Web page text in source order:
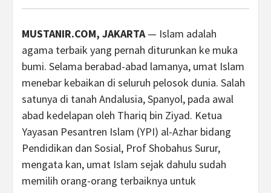
MUSTANIR.COM, JAKARTA— Islam adalah
agama terbaik yang pernah diturunkan ke muka
bumi. Selama berabad-abad lamanya, umat Islam
menebar kebaikan di seluruh pelosok dunia. Salah
satunya di tanah Andalusia, Spanyol, pada awal
abad kedelapan oleh Thariq bin Ziyad. Ketua
Yayasan Pesantren Islam (YPI) al-Azhar bidang
Pendidikan dan Sosial, Prof Shobahus Surur,
mengata kan, umat Islam sejak dahulu sudah
memilih orang-orang terbaiknya untuk